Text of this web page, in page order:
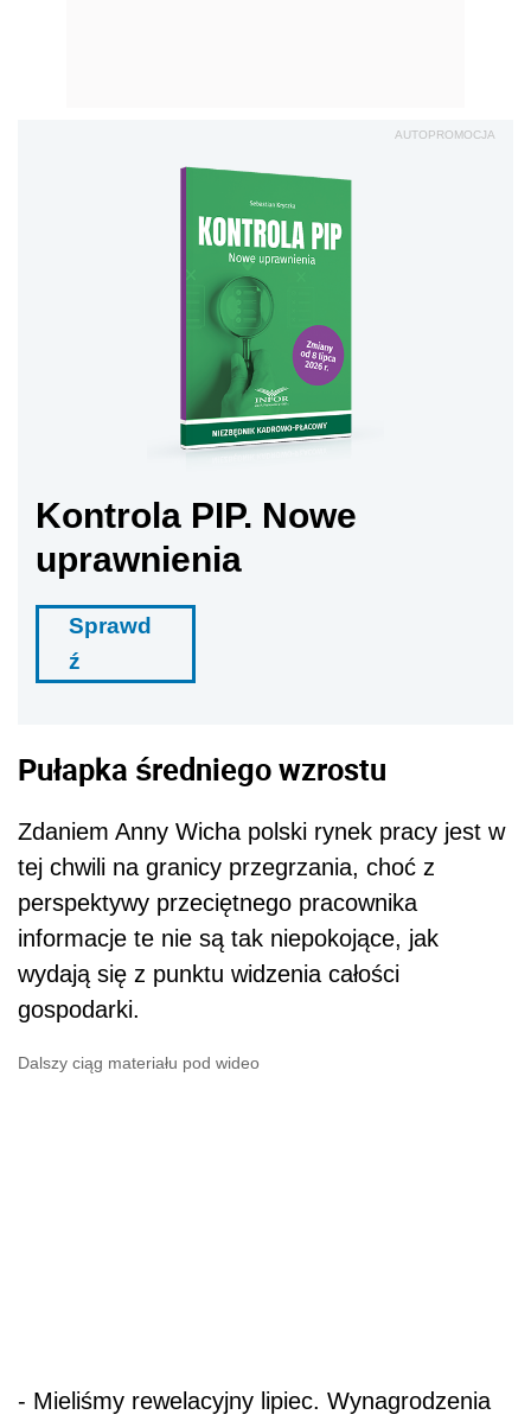
AUTOPROMOCJA
Kontrola PIP. Nowe
uprawnienia
Sprawd
ź
Pułapka średniego wzrostu
Zdaniem Anny Wicha polski rynek pracy jest w
tej chwili na granicy przegrzania, choć z
perspektywy przeciętnego pracownika
informacje te nie są tak niepokojące, jak
wydają się z punktu widzenia całości
gospodarki.
Dalszy ciąg materiału pod wideo
- Mieliśmy rewelacyjny lipiec. Wynagrodzenia